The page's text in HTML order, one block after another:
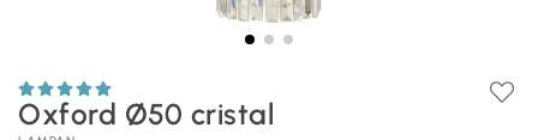
Oxford Ø50 cristal